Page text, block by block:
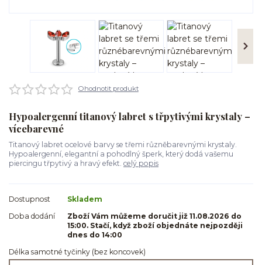
Ohodnotit produkt
Hypoalergenní titanový labret s třpytivými krystaly –
vícebarevné
Titanový labret ocelové barvy se třemi různěbarevnými krystaly.
Hypoalergenní, elegantní a pohodlný šperk, který dodá vašemu
piercingu třpytivý a hravý efekt. celý popis
Dostupnost
Skladem
Doba dodání
Zboží Vám můžeme doručit již 11.08.2026 do
15:00. Stačí, když zboží objednáte nejpozději
dnes do 14:00
Délka samotné tyčinky (bez koncovek)